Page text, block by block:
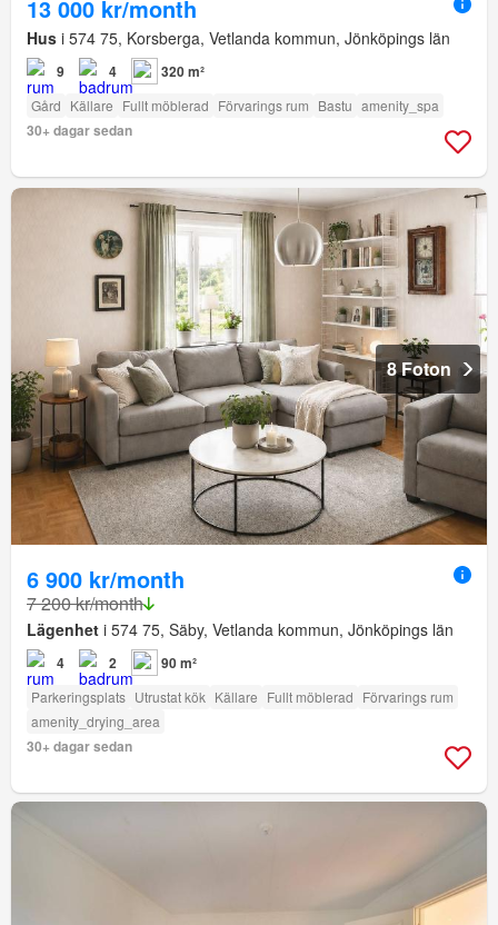
13 000 kr/month
Hus i 574 75, Korsberga, Vetlanda kommun, Jönköpings län
9 4 320 m²
Gård Källare Fullt möblerad Förvarings rum Bastu amenity_spa
30+ dagar sedan
8 Foton
6 900 kr/month
7 200 kr/month
Lägenhet i 574 75, Säby, Vetlanda kommun, Jönköpings län
4 2 90 m²
Parkeringsplats Utrustat kök Källare Fullt möblerad Förvarings rum
amenity_drying_area
30+ dagar sedan